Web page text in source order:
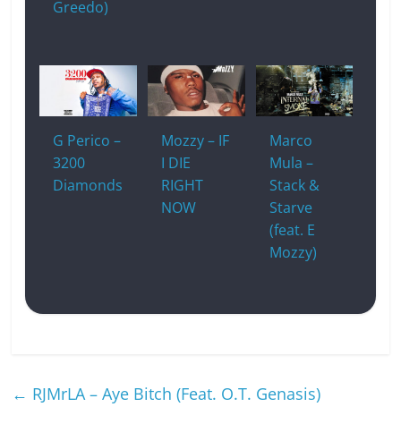
Greedo)
G Perico –
3200
Diamonds
Mozzy – IF
I DIE
RIGHT
NOW
Marco
Mula –
Stack &
Starve
(feat. E
Mozzy)
← RJMrLA – Aye Bitch (Feat. O.T. Genasis)